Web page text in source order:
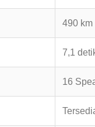
490 km
7,1
16